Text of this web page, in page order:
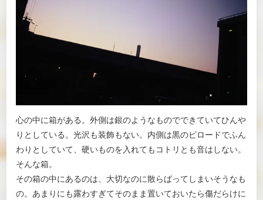
心の中に箱がある。外側は銀のようなものでできていてひんや
りとしている。光沢も装飾もない。内側は黒のビロードでふん
わりとしていて、硬いものを入れてもコトリとも音はしない。
そんな箱。
その箱の中にあるのは、大切なのに散らばってしまいそうなも
の。あまりにも露わすぎてそのまま置いておいたら傷だらけに